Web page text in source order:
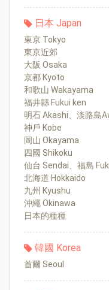
日本 Japan
東京 Tokyo
東京近郊
大阪 Osaka
京都 Kyoto
和歌山 Wakayama
福井縣 Fukui ken
明石 Akashi、淡路島
神戶 Kobe
岡山 Okayama
四國 Shikoku
仙台 Sendai、福島
北海道 Hokkaido
九州 Kyushu
沖繩 Okinawa
日本的種種
韓國 Korea
首爾 Seoul